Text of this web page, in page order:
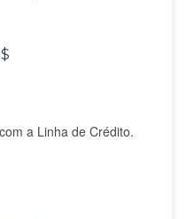
com a Linha de Crédito.